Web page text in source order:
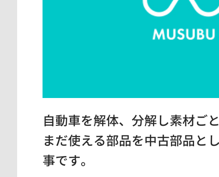
自動車を解体、分解し素材ご
まだ使える部品を中古部品と
事です。